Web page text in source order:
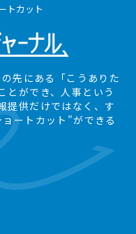
トカット
先にある
「こうありた
ができ、 人事という
供だけではなく、 す
ートカット”ができる